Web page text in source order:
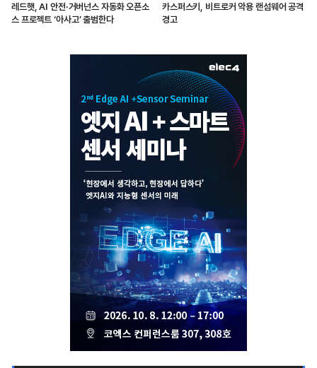
레드햇, AI 안전·거버넌스 자동화 오픈소
스 프로젝트 ‘아사고’ 출범한다
카스퍼스키, 비트로커 악용 랜섬웨어 공격
경고